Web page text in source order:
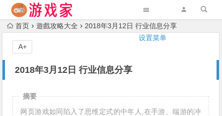
设置菜单
首页 遊戲攻略大全 2018年3月12日 行业信息分享
2018年3月12日 行业信息分享
A+
摘要
网页游戏如同陷入了思维定式的中年人,在手游、端游的冲